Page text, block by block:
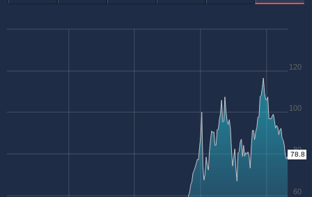
60
80
100
120
78.8